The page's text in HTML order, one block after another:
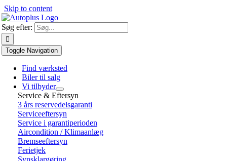
Skip to content
Søg efter:
Toggle Navigation
Find værksted
Biler til salg
Vi tilbyder
Service & Eftersyn
3 års reservedelsgaranti
Serviceeftersyn
Service i garantiperioden
Aircondition / Klimaanlæg
Bremseeftersyn
Ferietjek
Synsklargøring